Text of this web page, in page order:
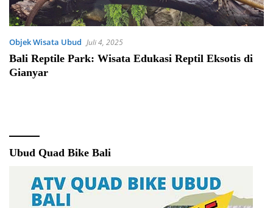
Objek Wisata Ubud Juli 4, 2025
Bali Reptile Park: Wisata Edukasi Reptil Eksotis di
Gianyar
Ubud Quad Bike Bali